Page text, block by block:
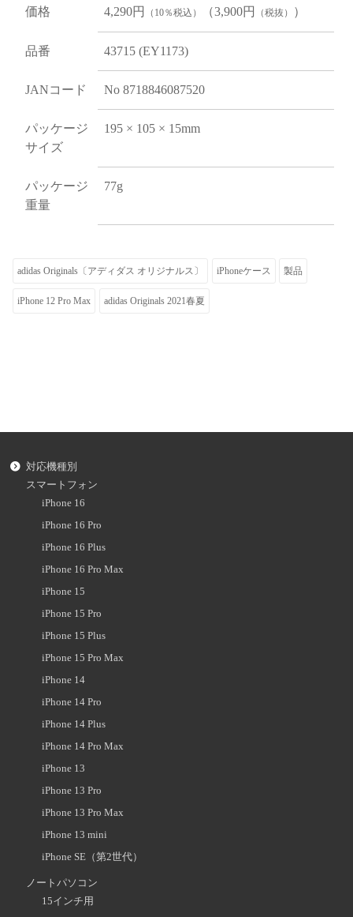
価格 4,290円 （10％税込） （3,900円 （税抜） ）
品番 43715 (EY1173)
JANコード No 8718846087520
パッケージ
サイズ
195 × 105 × 15mm
パッケージ
重量
77g
adidas Originals〔アディダス オリジナルス〕 iPhoneケース 製品
iPhone 12 Pro Max adidas Originals 2021春夏
対応機種別
スマートフォン
iPhone 16
iPhone 16 Pro
iPhone 16 Plus
iPhone 16 Pro Max
iPhone 15
iPhone 15 Pro
iPhone 15 Plus
iPhone 15 Pro Max
iPhone 14
iPhone 14 Pro
iPhone 14 Plus
iPhone 14 Pro Max
iPhone 13
iPhone 13 Pro
iPhone 13 Pro Max
iPhone 13 mini
iPhone SE（第2世代）
ノートパソコン
15インチ用